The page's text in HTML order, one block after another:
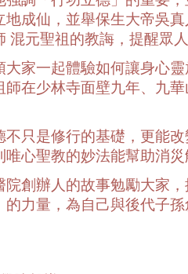
成仙，並舉保生大帝吳
混元聖祖的教誨，提醒眾
家一起體驗如何讓身心
在少林寺面壁九年、九
只是修行的基礎，更能
心聖教的妙法能幫助消災
創辦人的故事勉勵大家
力量，為自己與後代子